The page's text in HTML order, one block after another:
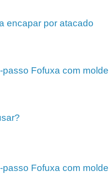
encapar por atacado
passo Fofuxa com molde
passo Fofuxa com molde